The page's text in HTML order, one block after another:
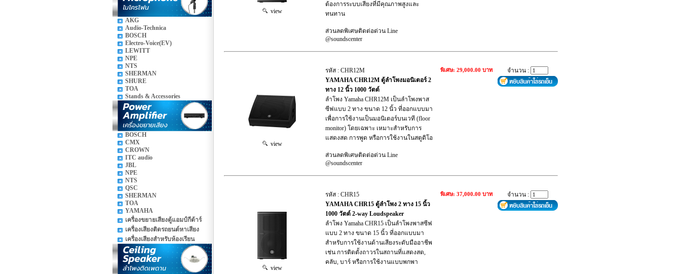
AKG
Audio-Technica
BOSCH
Electro-Voice(EV)
LEWITT
NPE
NTS
SHERMAN
SHURE
TOA
Stands & Accessories
BOSCH
CMX
CROWN
ITC audio
JBL
NPE
NTS
QSC
SHERMAN
TOA
YAMAHA
เครื่องขยายเสียงตู้แอมป์กีต้าร์
เครื่องเสียงติดรถยนต์หาเสียง
เครื่องเสียงสำหรับห้องเรียน
view
ต้องการระบบเสียงที่มีคุณภาพสูงและ
ทนทาน
ส่วนลดพิเศษติดต่อด่วน Line
@soundscenter
view
รหัส : CHR12M
YAMAHA CHR12M ตู้ลำโพงมอนิเตอร์ 2
ทาง 12 นิ้ว 1000 วัตต์
ลำโพง Yamaha CHR12M เป็นลำโพงพาส
ซีฟแบบ 2 ทาง ขนาด 12 นิ้ว ที่ออกแบบมา
เพื่อการใช้งานเป็นมอนิเตอร์บนเวที (floor
monitor) โดยเฉพาะ เหมาะสำหรับการ
แสดงสด การพูด หรือการใช้งานในสตูดิโอ
ส่วนลดพิเศษติดต่อด่วน Line
@soundscenter
พิเศษ: 29,000.00 บาท จำนวน :
view
รหัส : CHR15
YAMAHA CHR15 ตู้ลำโพง 2 ทาง 15 นิ้ว
1000 วัตต์ 2-way Loudspeaker
ลำโพง Yamaha CHR15 เป็นลำโพงพาสซีฟ
แบบ 2 ทาง ขนาด 15 นิ้ว ที่ออกแบบมา
สำหรับการใช้งานด้านเสียงระดับมืออาชีพ
เช่น การติดตั้งถาวรในสถานที่แสดงสด,
คลับ, บาร์ หรือการใช้งานแบบพกพา
พิเศษ: 37,000.00 บาท จำนวน :